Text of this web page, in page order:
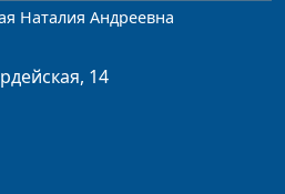
Наталия Андреевна
14